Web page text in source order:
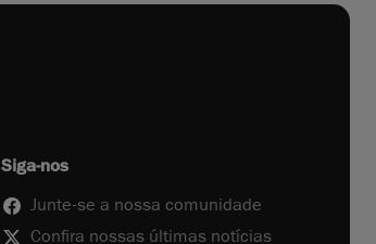
Siga-nos
Junte-se a nossa comunidade
Confira nossas últimas notícias